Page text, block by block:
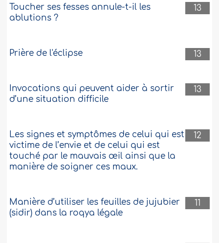
13
Toucher ses fesses annule-t-il les
ablutions ?
13
Prière de l'éclipse
13
Invocations qui peuvent aider à sortir
d’une situation difficile
12
Les signes et symptômes de celui qui est
victime de l’envie et de celui qui est
touché par le mauvais œil ainsi que la
manière de soigner ces maux.
11
Manière d’utiliser les feuilles de jujubier
(sidir) dans la roqya légale